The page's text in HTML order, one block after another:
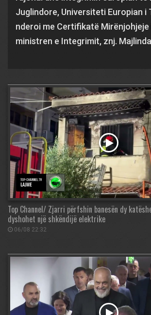
Juglindore, Universiteti Europian i
nderoi me Certifikatë Mirënjohjeje
ministren e Integrimit, znj.
Top Channel/ Zjarri përfshin banesën dy
dyshohet një shkëndijë elektrike
06/08 22:32